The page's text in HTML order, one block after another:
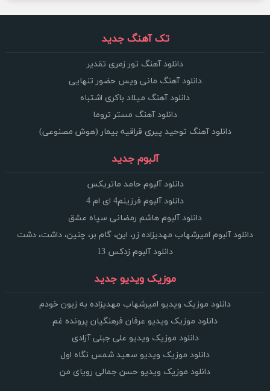
تک آهنگ جدید
دانلود آهنگ تور زمری تقدیر
دانلود آهنگ مانی ویس حضور تنهایی
دانلود آهنگ میلاد باکری اشتباه
دانلود آهنگ مستر تروما
دانلود آهنگ توحید پیری قراقیه بیمار (هوش مصنوعی)
آلبوم جدید
دانلود آلبوم حامد ماتریکس
دانلود آلبوم فرزینم4 ای ام 4
دانلود آلبوم هاشم رمضانی سپاه عشق
دانلود آلبوم امیرشهاب مهدیزاده زر، این، گام بر، چنین، داشت، دشت
دانلود آلبوم زدکس 13
موزیک ویدیو جدید
دانلود موزیک ویدیو امیرشهاب مهدیزاده به زبون خودم
دانلود موزیک ویدیو عرفان فرهنگیان پرونده غم
دانلود موزیک ویدیو علی جبلی آزادی
دانلود موزیک ویدیو سعید شمس نگاه اول
دانلود موزیک ویدیو حسن جمالی رویای من